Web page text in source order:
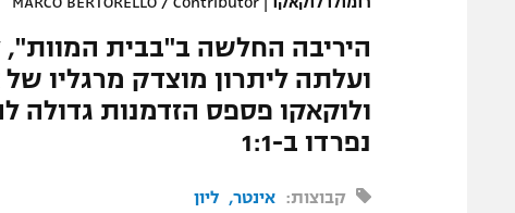
היריבה החלשה ב"בבית המוות",
נפרדו ב-1:1
קבוצות: אינטר ליון